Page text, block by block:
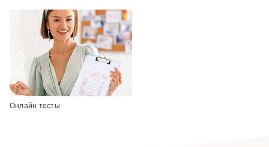
Онлайн тесты